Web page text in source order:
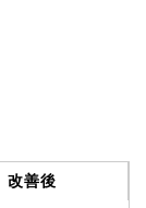
改善後